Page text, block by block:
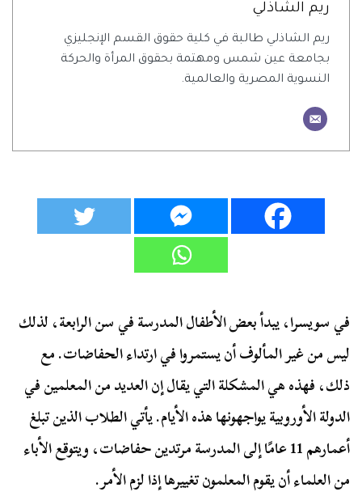
ريم الشاذلي
ريم الشاذلي طالبة في كلية حقوق القسم الإنجليزي
بجامعة عين شمس ومهتمة بحقوق المرأة والحركة
النسوية المصرية والعالمية.
في سويسرا، يبدأ بعض الأطفال المدرسة في سن الرابعة، لذلك
ليس من غير المألوف أن يستمروا في ارتداء الحفاضات. مع
ذلك، فهذه هي المشكلة التي يقال إن العديد من المعلمين في
الدولة الأوروبية يواجهونها هذه الأيام. يأتي الطلاب الذين تبلغ
أعمارهم 11 عامًا إلى المدرسة مرتدين حفاضات، ويتوقع الأباء
من العلماء أن يقوم المعلمون تغييرها إذا لزم الأمر.